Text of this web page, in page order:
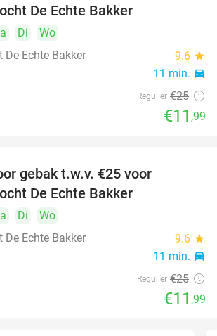
De Echte Bakker
Di
Wo
De Echte Bakker
9.6 star
11 min. directions_car
Regulier €25
€11 ,99
gebak t.w.v. €25 voor
De Echte Bakker
Di
Wo
De Echte Bakker
9.6 star
11 min. directions_car
Regulier €25
€11 ,99